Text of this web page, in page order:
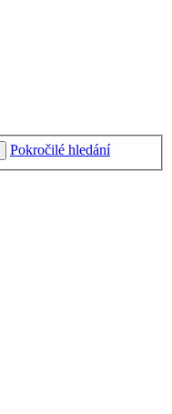
Pokročilé hledání